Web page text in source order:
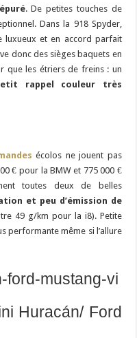
. De petites touches de
Dans la 918 Spyder,
luxueux et en accord parfait
donc des sièges baquets en
que les étriers de freins : un
rappel couleur très
écolos ne jouent pas
€ pour la BMW et 775 000 €
toutes deux de belles
et peu d’émission de
49 g/km pour la i8). Petite
performante même si l’allure
Huracán/ Ford